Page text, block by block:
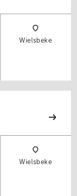
Wielsbeke
Wielsbeke